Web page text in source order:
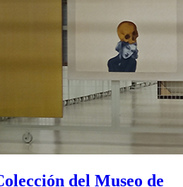
del Museo de